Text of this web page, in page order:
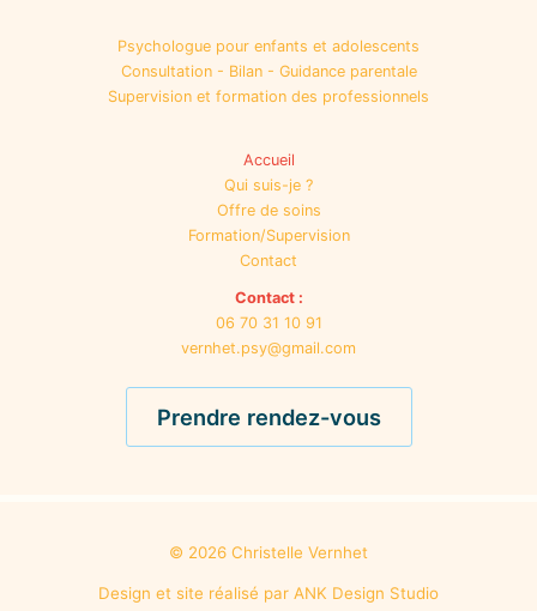
Psychologue pour enfants et adolescents
Consultation - Bilan - Guidance parentale
Supervision et formation des professionnels
Accueil
Qui suis-je ?
Offre de soins
Formation/Supervision
Contact
Contact :
06 70 31 10 91
vernhet.psy@gmail.com
Prendre rendez-vous
© 2026 Christelle Vernhet
Design et site réalisé par ANK Design Studio